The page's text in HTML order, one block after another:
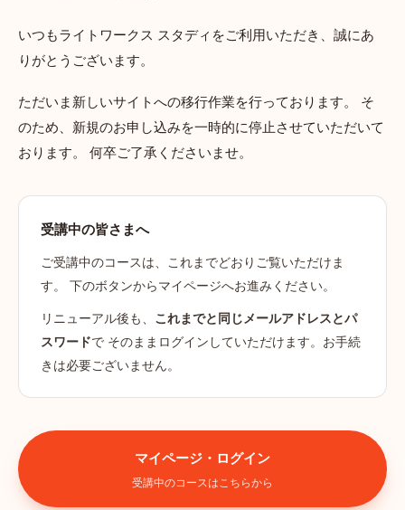
いつもライトワークス スタディをご利用いただき、誠にあ
りがとうございます。
ただいま新しいサイトへの移行作業を行っております。 そ
のため、新規のお申し込みを一時的に停止させていただいて
おります。 何卒ご了承くださいませ。
受講中の皆さまへ
ご受講中のコースは、これまでどおりご覧いただけま
す。 下のボタンからマイページへお進みください。
リニューアル後も、 これまでと同じメールアドレスとパ
スワードで そのままログインしていただけます。お手続
きは必要ございません。
マイページ・ログイン
受講中のコースはこちらから